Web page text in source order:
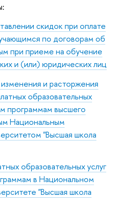
скидок при оплате
по договорам об
при приеме на обучение
и (или) юридических лиц
и расторжения
образовательных
программам высшего
Национальным
"Высшая школа
образовательных услуг
в Национальном
"Высшая школа